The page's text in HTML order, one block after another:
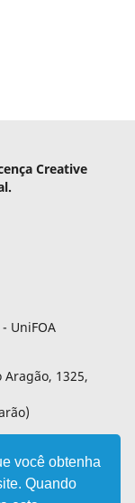
você obtenha
Quando
Creative
UniFOA
Aragão, 1325,